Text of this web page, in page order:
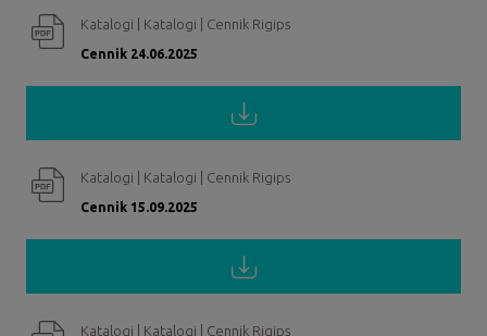
Katalogi | Katalogi | Cennik Rigips
Cennik 24.06.2025
Katalogi | Katalogi | Cennik Rigips
Cennik 15.09.2025
Katalogi | Katalogi | Cennik Rigips